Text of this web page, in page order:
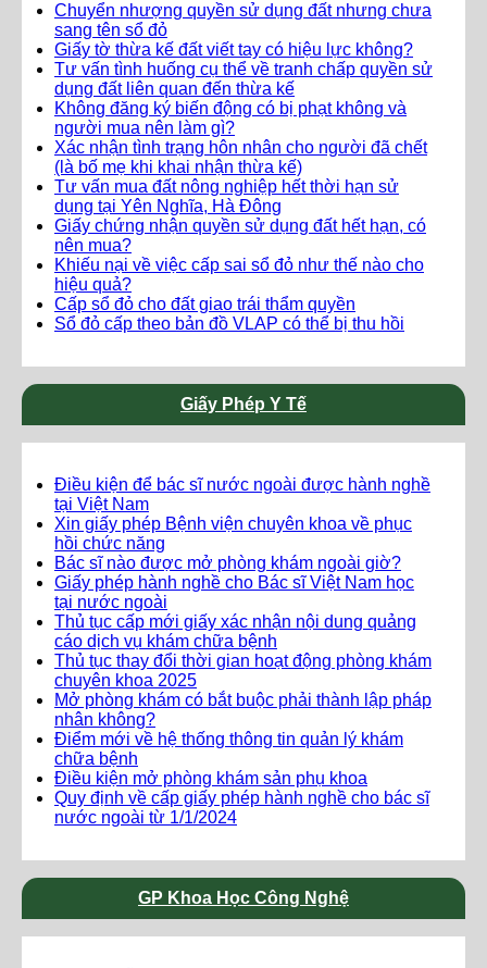
Chuyển nhượng quyền sử dụng đất nhưng chưa
sang tên sổ đỏ
Giấy tờ thừa kế đất viết tay có hiệu lực không?
Tư vấn tình huống cụ thể về tranh chấp quyền sử
dụng đất liên quan đến thừa kế
Không đăng ký biến động có bị phạt không và
người mua nên làm gì?
Xác nhận tình trạng hôn nhân cho người đã chết
(là bố mẹ khi khai nhận thừa kế)
Tư vấn mua đất nông nghiệp hết thời hạn sử
dụng tại Yên Nghĩa, Hà Đông
Giấy chứng nhận quyền sử dụng đất hết hạn, có
nên mua?
Khiếu nại về việc cấp sai sổ đỏ như thế nào cho
hiệu quả?
Cấp sổ đỏ cho đất giao trái thẩm quyền
Sổ đỏ cấp theo bản đồ VLAP có thể bị thu hồi
Giấy Phép Y Tế
Điều kiện để bác sĩ nước ngoài được hành nghề
tại Việt Nam
Xin giấy phép Bệnh viện chuyên khoa về phục
hồi chức năng
Bác sĩ nào được mở phòng khám ngoài giờ?
Giấy phép hành nghề cho Bác sĩ Việt Nam học
tại nước ngoài
Thủ tục cấp mới giấy xác nhận nội dung quảng
cáo dịch vụ khám chữa bệnh
Thủ tục thay đổi thời gian hoạt động phòng khám
chuyên khoa 2025
Mở phòng khám có bắt buộc phải thành lập pháp
nhân không?
Điểm mới về hệ thống thông tin quản lý khám
chữa bệnh
Điều kiện mở phòng khám sản phụ khoa
Quy định về cấp giấy phép hành nghề cho bác sĩ
nước ngoài từ 1/1/2024
GP Khoa Học Công Nghệ